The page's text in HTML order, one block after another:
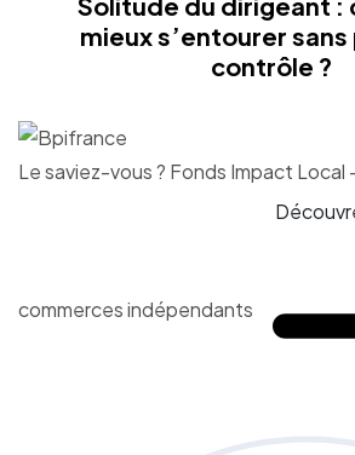
mieux s’entourer
contrôle ?
Le saviez-vous ? Fonds Impact Local
commerces indépendants